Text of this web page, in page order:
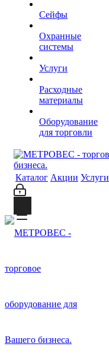
Сейфы
Охранные
системы
Услуги
Расходные
материалы
Оборудование
для торговли
Каталог Акции Услуги